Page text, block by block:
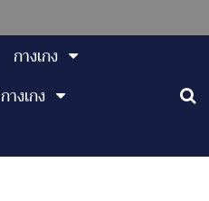
กางเกง
างเกง